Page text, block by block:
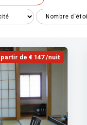
de € 147 /nuit